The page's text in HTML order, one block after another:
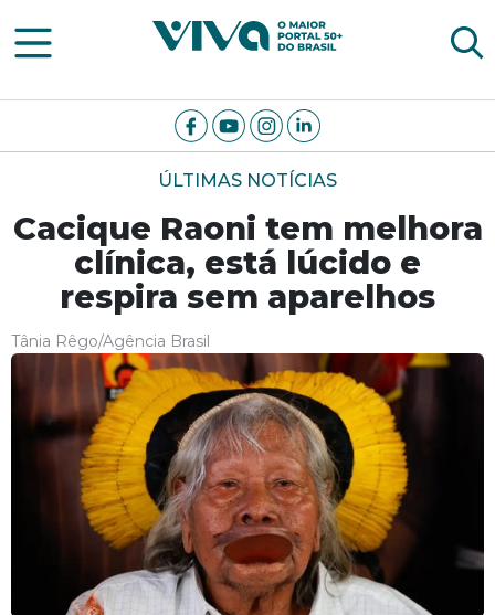
Viva Notícias
ÚLTIMAS NOTÍCIAS
Cacique Raoni tem melhora
clínica, está lúcido e
respira sem aparelhos
Tânia Rêgo/Agência Brasil